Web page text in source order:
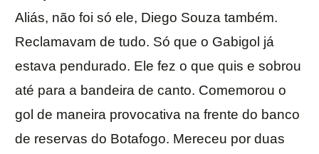
Aliás, não foi só ele, Diego Souza também.
Reclamavam de tudo. Só que o Gabigol já
estava pendurado. Ele fez o que quis e sobrou
até para a bandeira de canto. Comemorou o
gol de maneira provocativa na frente do banco
de reservas do Botafogo. Mereceu por duas